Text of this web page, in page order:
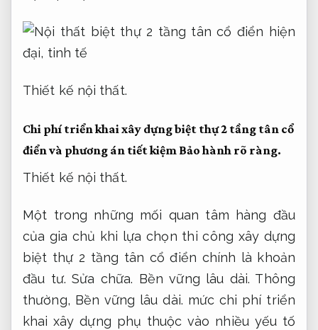
Thiết kế nội thất.
Chi phí triển khai xây dựng biệt thự 2 tầng tân cổ
điển và phương án tiết kiệm Bảo hành rõ ràng.
Thiết kế nội thất.
Một trong những mối quan tâm hàng đầu
của gia chủ khi lựa chọn thi công xây dựng
biệt thự 2 tầng tân cổ điển chính là khoản
đầu tư.Sửa chữa. Bền vững lâu dài. Thông
thường, Bền vững lâu dài. mức chi phí triển
khai xây dựng phụ thuộc vào nhiều yếu tố